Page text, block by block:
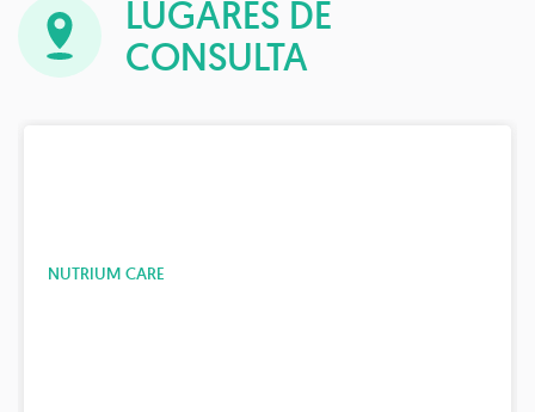
LUGARES DE
CONSULTA
NUTRIUM CARE